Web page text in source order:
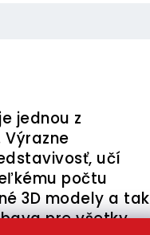
jednou z
učí
počtu
3D modely a tak
pre všetky